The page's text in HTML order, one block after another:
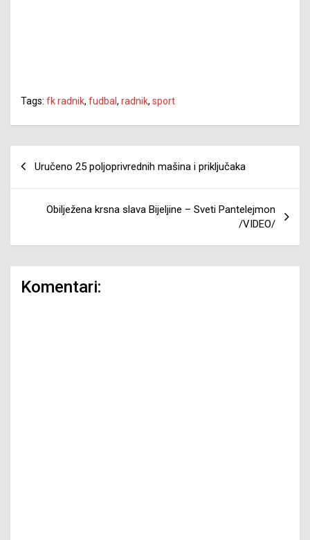
Tags: fk radnik, fudbal , radnik, sport
Uručeno 25 poljoprivrednih mašina i priključaka
Obilježena krsna slava Bijeljine – Sveti Pantelejmon
/VIDEO/
Komentari: